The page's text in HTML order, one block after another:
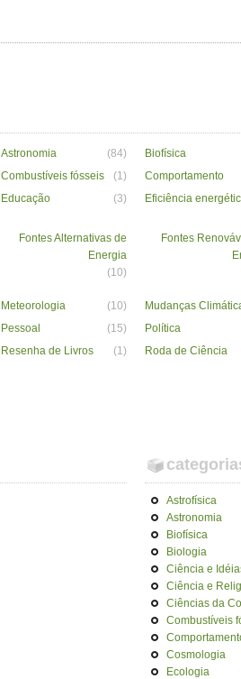
Astronomia (84)
Biofísica
Combustíveis fósseis (1)
Comportamento
Educação
(3) Eficiência
Fontes Alternativas de
Energia
(10)
Fontes
Meteorologia (10)
Mudanças
Pessoal (15)
Política
Resenha de Livros (1)
Roda de Ciência
Astrofísica
Astronomia
Biofísica
Biologia
Ciência e
Ciência e
Ciências da
Combustíveis
Cosmologia
Ecologia